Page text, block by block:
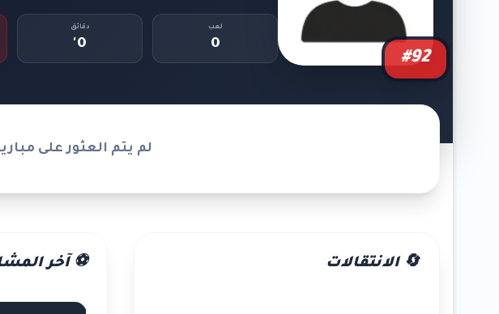
#92
لعب
0
دقائق
0'
لم يتم العثور على
🔄 الانتقالات ⚽ آخر